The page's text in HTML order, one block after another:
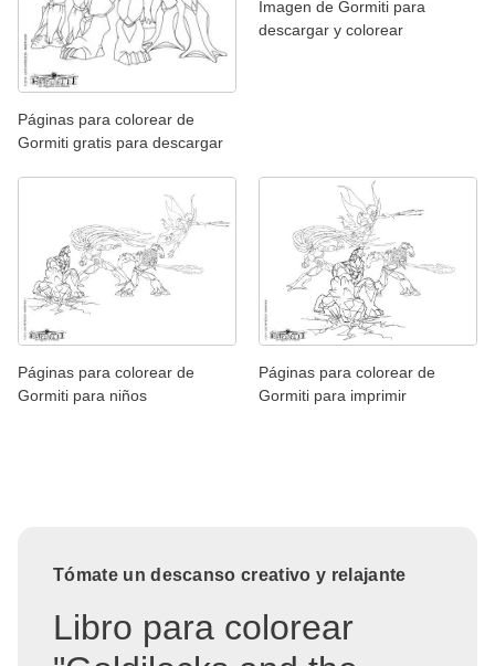
Páginas para colorear de
Gormiti gratis para descargar
Imagen de Gormiti para
descargar y colorear
Páginas para colorear de
Gormiti para niños
Páginas para colorear de
Gormiti para imprimir
Tómate un descanso creativo y relajante
Libro para colorear